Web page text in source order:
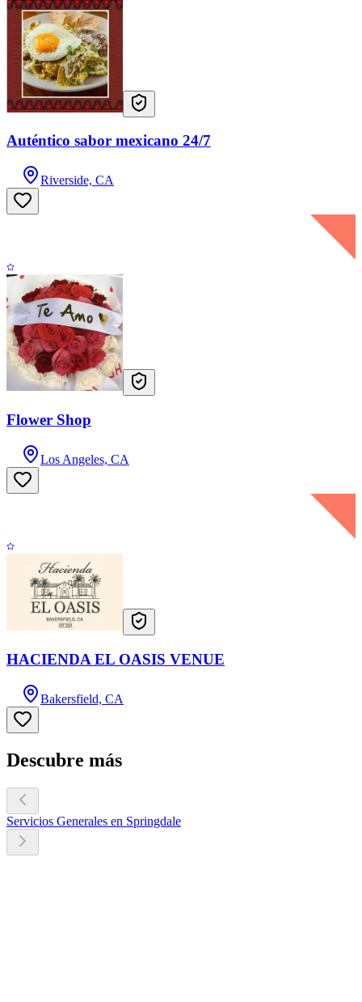
Auténtico sabor mexicano 24/7
Riverside, CA
Flower Shop
Los Angeles, CA
HACIENDA EL OASIS VENUE
Bakersfield, CA
Descubre más
Servicios Generales en Springdale